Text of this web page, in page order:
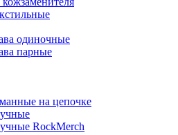
одиночные
парные
на цепочке
RockMerch